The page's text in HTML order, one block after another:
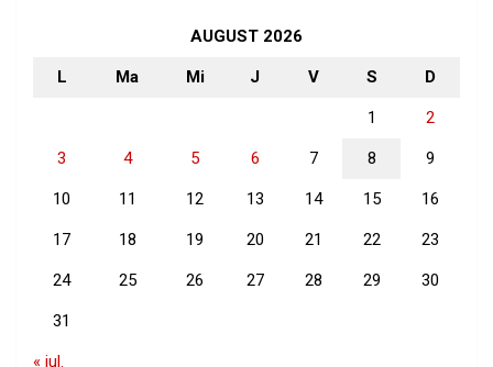
AUGUST 2026
L Ma Mi J V S D
1 2
3 4 5 6 7 8 9
10 11 12 13 14 15 16
17 18 19 20 21 22 23
24 25 26 27 28 29 30
31
« iul.